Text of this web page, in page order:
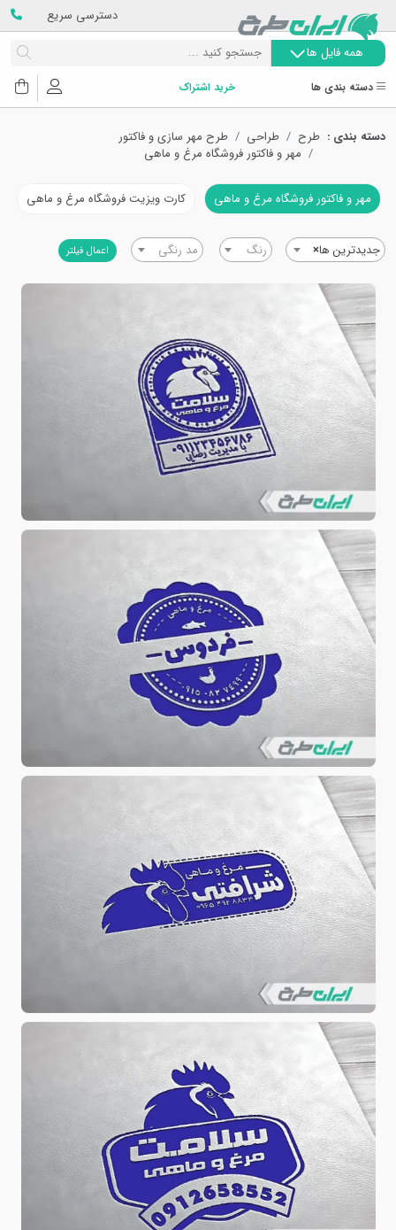
دسترسی سریع
همه فایل ها
دسته بندی ها خرید اشتراک
دسته بندی : طرح طراحی
طرح مهر سازی و فاکتور
مهر و فاکتور فروشگاه مرغ و ماهی
مهر و فاکتور فروشگاه مرغ و ماهی کارت ویزیت فروشگاه مرغ و ماهی
×جدیدترین ها رنگ مد رنگی اعمال فیلتر